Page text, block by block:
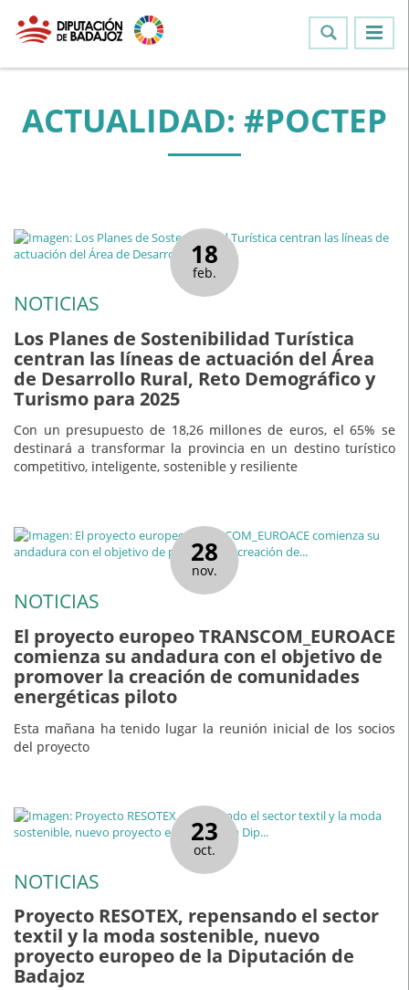
ACTUALIDAD: #POCTEP
18
feb.
NOTICIAS
Los Planes de Sostenibilidad Turística
centran las líneas de actuación del Área
de Desarrollo Rural, Reto Demográfico y
Turismo para 2025
Con un presupuesto de 18,26 millones de euros, el 65% se
destinará a transformar la provincia en un destino turístico
competitivo, inteligente, sostenible y resiliente
28
nov.
NOTICIAS
El proyecto europeo TRANSCOM_EUROACE
comienza su andadura con el objetivo de
promover la creación de comunidades
energéticas piloto
Esta mañana ha tenido lugar la reunión inicial de los socios
del proyecto
23
oct.
NOTICIAS
Proyecto RESOTEX, repensando el sector
textil y la moda sostenible, nuevo
proyecto europeo de la Diputación de
Badajoz